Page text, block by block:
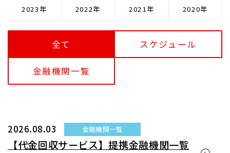
2023 2022 2021 2020
全て スケジュール
金融機関一覧
2026.08.03 金融機関一覧
【代金回収サービス】提携金融機関一覧